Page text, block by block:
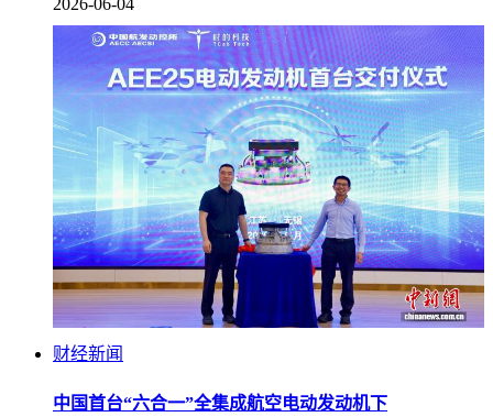
财经新闻
中国首台“六合一”全集成航空电动发动机下